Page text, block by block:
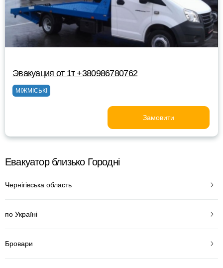
Эвакуация от 1т +380986780762
МІЖМІСЬКІ
Замовити
Евакуатор близько Городні
Чернігівська область
по Україні
Бровари